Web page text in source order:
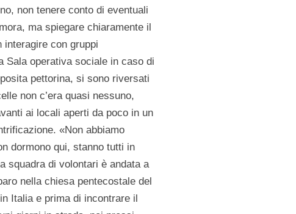
non tenere conto di eventuali
ma spiegare chiaramente il
interagire con gruppi
Sala operativa sociale in caso di
pettorina, si sono riversati
non c’era quasi nessuno,
ai locali aperti da poco in un
«Non abbiamo
dormono qui, stanno tutti in
squadra di volontari è andata a
nella chiesa pentecostale del
Italia e prima di incontrare il